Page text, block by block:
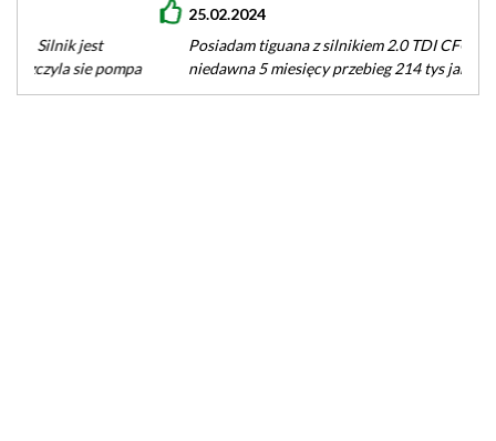
Posiadam tiguana z silnikiem 2.0 TDI CFGC użytkuje od
niedawna 5 miesięcy przebieg 214 tys jak na razie nie ma…